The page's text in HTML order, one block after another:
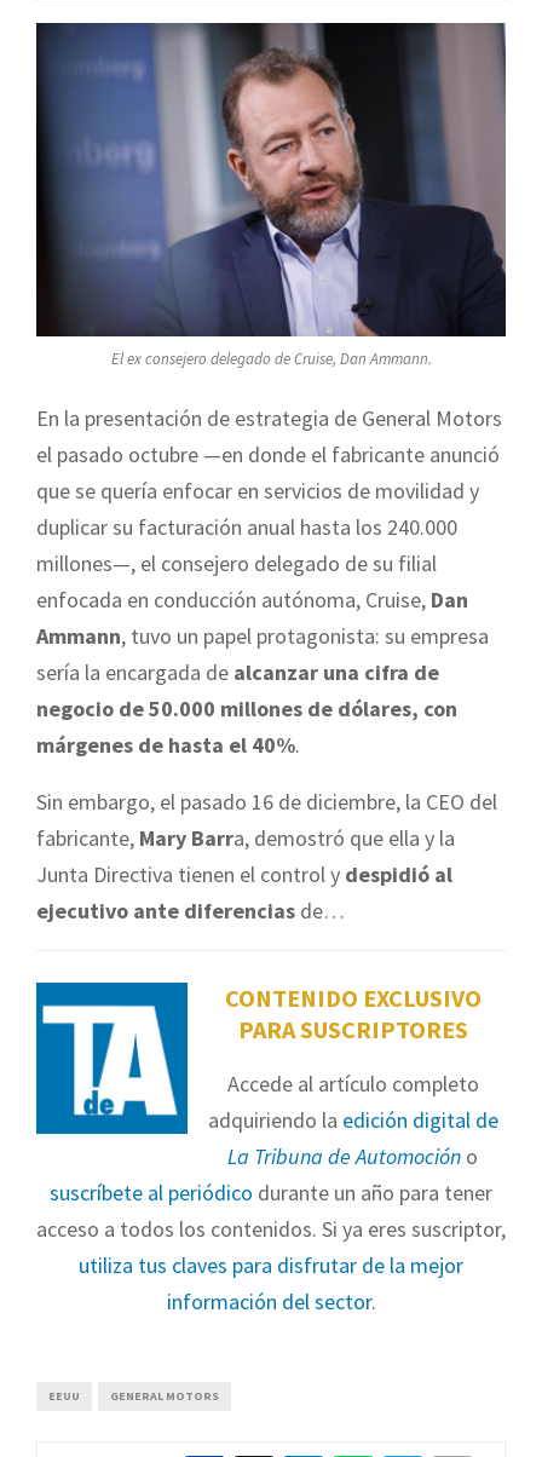
El ex consejero delegado de Cruise, Dan Ammann.
En la presentación de estrategia de General Motors
el pasado octubre —en donde el fabricante anunció
que se quería enfocar en servicios de movilidad y
duplicar su facturación anual hasta los 240.000
millones—, el consejero delegado de su filial
enfocada en conducción autónoma, Cruise, Dan
Ammann, tuvo un papel protagonista: su empresa
sería la encargada de alcanzar una cifra de
negocio de 50.000 millones de dólares, con
márgenes de hasta el 40%.
Sin embargo, el pasado 16 de diciembre, la CEO del
fabricante, Mary Barra, demostró que ella y la
Junta Directiva tienen el control y despidió al
ejecutivo ante diferencias de…
CONTENIDO EXCLUSIVO
PARA SUSCRIPTORES
Accede al artículo completo
adquiriendo la edición digital de
La Tribuna de Automoción o
suscríbete al periódico durante un año para tener
acceso a todos los contenidos. Si ya eres suscriptor,
utiliza tus claves para disfrutar de la mejor
información del sector.
EEUU GENERAL MOTORS